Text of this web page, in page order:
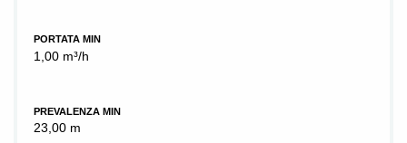
PORTATA MIN
1,00 m³/h
PREVALENZA MIN
23,00 m